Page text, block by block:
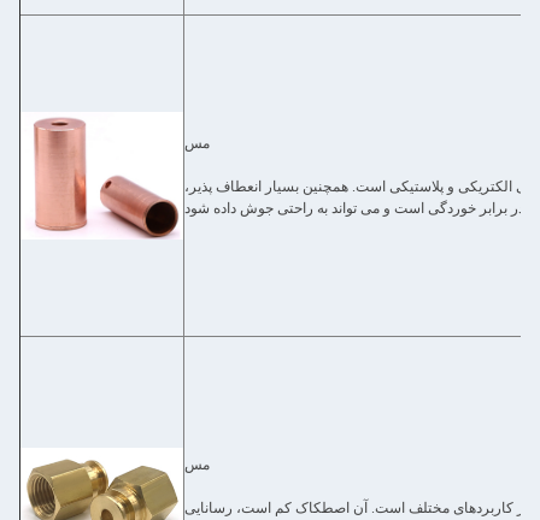
مس
الکتریکی و پلاستیکی است. همچنین بسیار انعطاف پذیر،
مس
از کاربردهای مختلف است. آن اصطکاک کم است، رسانایی